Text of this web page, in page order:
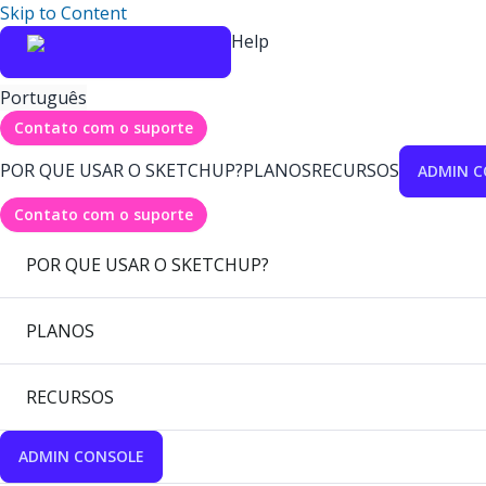
Skip to Content
Help
Português
Contato com o suporte
POR QUE USAR O SKETCHUP?PLANOSRECURSOS ADMIN
Contato com o suporte
POR QUE USAR O SKETCHUP?
PLANOS
RECURSOS
ADMIN CONSOLE